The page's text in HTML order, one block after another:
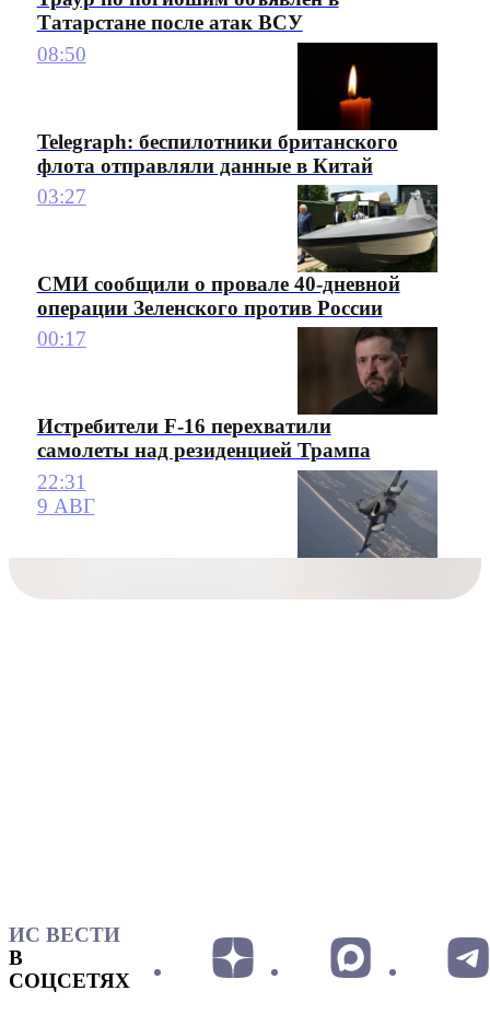
Татарстане после атак ВСУ
08:50
Telegraph: беспилотники британского
флота отправляли данные в Китай
03:27
СМИ сообщили о провале 40-дневной
операции Зеленского против России
00:17
Истребители F-16 перехватили
самолеты над резиденцией Трампа
22:31
9 АВГ
ИС ВЕСТИ
В
СОЦСЕТЯХ